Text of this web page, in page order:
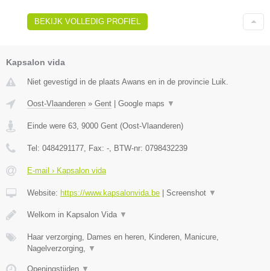
BEKIJK VOLLEDIG PROFIEL
Kapsalon vida
Niet gevestigd in de plaats Awans en in de provincie Luik.
Oost-Vlaanderen » Gent Google maps ▼
Einde were 63, 9000 Gent (Oost-Vlaanderen)
Tel: 0484291177, Fax: -, BTW-nr: 0798432239
E-mail › Kapsalon vida
Website: https://www.kapsalonvida.be Screenshot ▼
Welkom in Kapsalon Vida ▼
Haar verzorging, Dames en heren, Kinderen, Manicure,
Nagelverzorging, ▼
Openingstijden ▼